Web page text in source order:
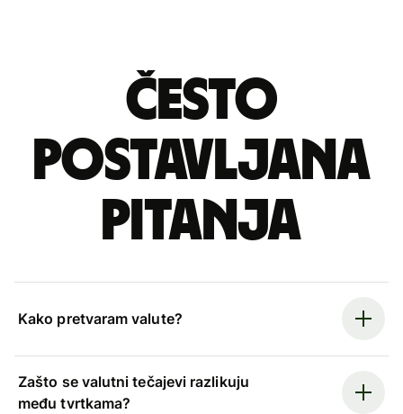
Često
postavljana
pitanja
Kako pretvaram valute?
Zašto se valutni tečajevi razlikuju
među tvrtkama?